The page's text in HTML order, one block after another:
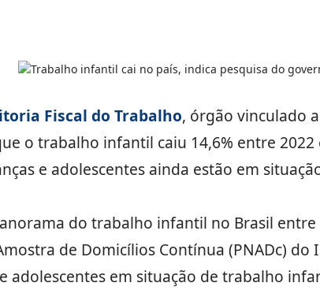
Fiscal do Trabalho, órgão vinculado
o trabalho infantil caiu 14,6% entre
e adolescentes ainda estão em
do trabalho infantil no Brasil entre
de Domicílios Contínua (PNADc) do
adolescentes em situação de trabalho